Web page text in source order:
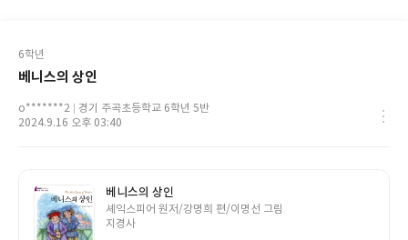
대
기
응
모
학
6학년
베니스의 상인
닉
네
o*******2
학
경기 주곡초등학교 6학년 5반
작
2024.9.16 오후 03:40
베니스의 상인
글
쓴
셰익스피어 원저/강명희 편/이명선 그림
지경사